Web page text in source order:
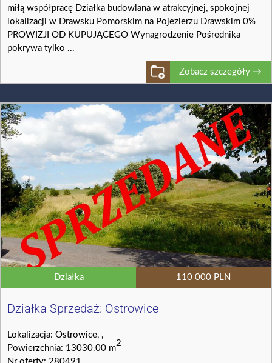
miłą współpracę Działka budowlana w atrakcyjnej, spokojnej
lokalizacji w Drawsku Pomorskim na Pojezierzu Drawskim 0%
PROWIZJI OD KUPUJĄCEGO Wynagrodzenie Pośrednika
pokrywa tylko ...
Zobacz szczegóły →
Działka 110 000 PLN
Działka Sprzedaż: Ostrowice
Lokalizacja: Ostrowice, ,
Powierzchnia: 13030.00 m2
Nr oferty: 280491